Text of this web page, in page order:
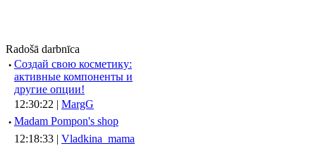
Radošā darbnīca
· Создай свою косметику:
активные компоненты и
другие опции!
12:30:22 | MargG
· Madam Pompon's shop
12:18:33 | Vladkina_mama